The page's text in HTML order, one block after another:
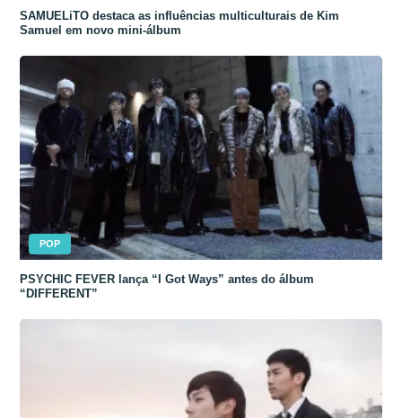
SAMUELiTO destaca as influências multiculturais de Kim
Samuel em novo mini-álbum
POP
PSYCHIC FEVER lança “I Got Ways” antes do álbum
“DIFFERENT”